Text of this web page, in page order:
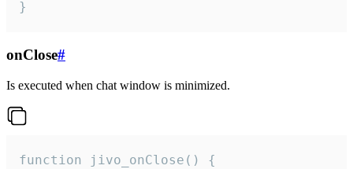
}
onClose#
Is executed when chat window is minimized.
function jivo_onClose() {